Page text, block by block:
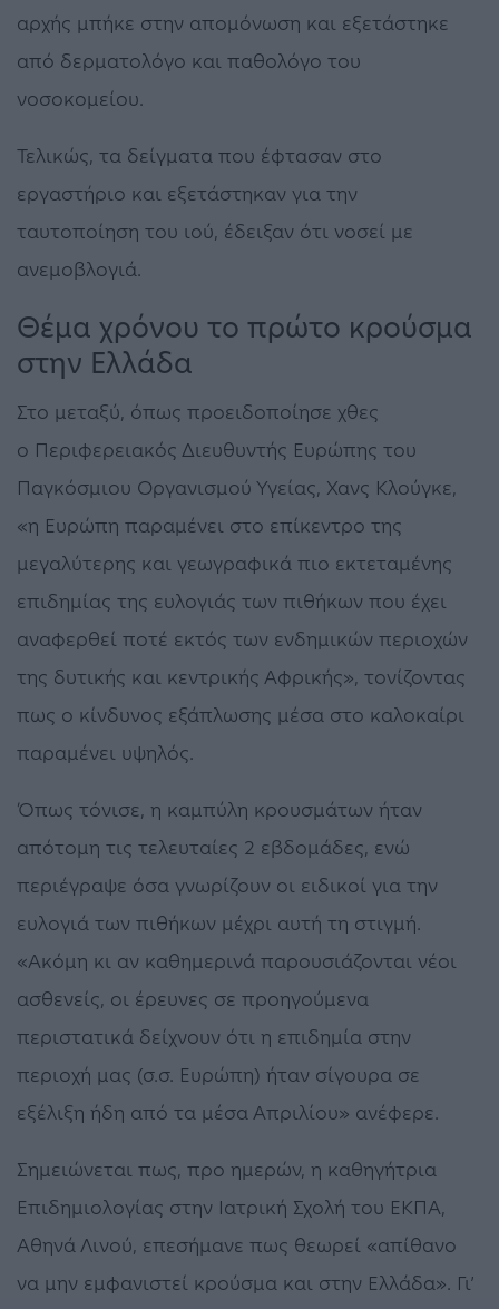
αρχής μπήκε στην απομόνωση και εξετάστηκε
από δερματολόγο και παθολόγο του
νοσοκομείου.
Τελικώς, τα δείγματα που έφτασαν στο
εργαστήριο και εξετάστηκαν για την
ταυτοποίηση του ιού, έδειξαν ότι νοσεί με
ανεμοβλογιά.
Θέμα χρόνου το πρώτο κρούσμα
στην Ελλάδα
Στο μεταξύ, όπως προειδοποίησε χθες
ο Περιφερειακός Διευθυντής Ευρώπης του
Παγκόσμιου Οργανισμού Υγείας, Χανς Κλούγκε,
«η Ευρώπη παραμένει στο επίκεντρο της
μεγαλύτερης και γεωγραφικά πιο εκτεταμένης
επιδημίας της ευλογιάς των πιθήκων που έχει
αναφερθεί ποτέ εκτός των ενδημικών περιοχών
της δυτικής και κεντρικής Αφρικής», τονίζοντας
πως ο κίνδυνος εξάπλωσης μέσα στο καλοκαίρι
παραμένει υψηλός.
Όπως τόνισε, η καμπύλη κρουσμάτων ήταν
απότομη τις τελευταίες 2 εβδομάδες, ενώ
περιέγραψε όσα γνωρίζουν οι ειδικοί για την
ευλογιά των πιθήκων μέχρι αυτή τη στιγμή.
«Ακόμη κι αν καθημερινά παρουσιάζονται νέοι
ασθενείς, οι έρευνες σε προηγούμενα
περιστατικά δείχνουν ότι η επιδημία στην
περιοχή μας (σ.σ. Ευρώπη) ήταν σίγουρα σε
εξέλιξη ήδη από τα μέσα Απριλίου» ανέφερε.
Σημειώνεται πως, προ ημερών, η καθηγήτρια
Επιδημιολογίας στην Ιατρική Σχολή του ΕΚΠΑ,
Αθηνά Λινού, επεσήμανε πως θεωρεί «απίθανο
να μην εμφανιστεί κρούσμα και στην Ελλάδα». Γι’